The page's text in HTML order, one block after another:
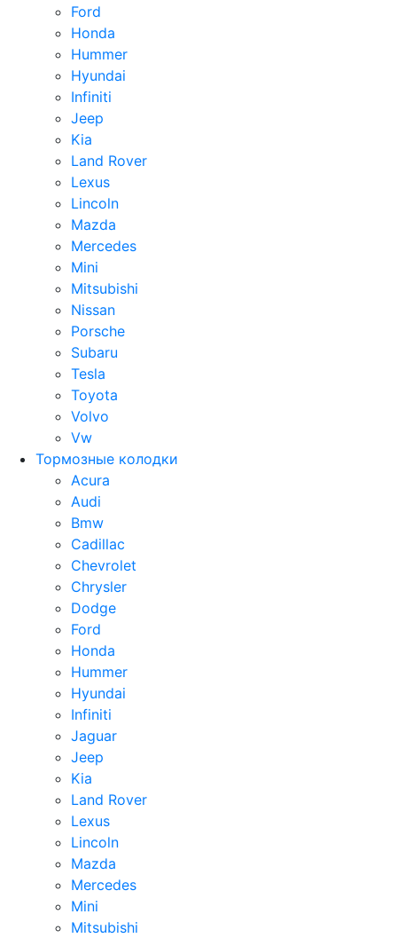
Ford
Honda
Hummer
Hyundai
Infiniti
Jeep
Kia
Land Rover
Lexus
Lincoln
Mazda
Mercedes
Mini
Mitsubishi
Nissan
Porsche
Subaru
Tesla
Toyota
Volvo
Vw
Тормозные колодки
Acura
Audi
Bmw
Cadillac
Chevrolet
Chrysler
Dodge
Ford
Honda
Hummer
Hyundai
Infiniti
Jaguar
Jeep
Kia
Land Rover
Lexus
Lincoln
Mazda
Mercedes
Mini
Mitsubishi